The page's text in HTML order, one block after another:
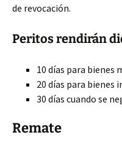
de revocación.
Peritos rendirán
10 días para bienes
20 días para bienes
30 días cuando se
Remate